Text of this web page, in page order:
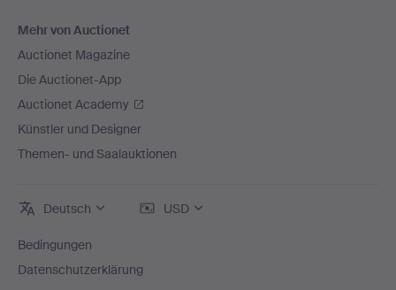
Mehr von Auctionet
Auctionet Magazine
Die Auctionet-App
Auctionet Academy
Künstler und Designer
Themen- und Saalauktionen
Deutsch USD
Bedingungen
Datenschutzerklärung